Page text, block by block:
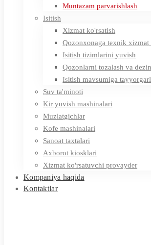
Muntazam parvarishlash
Isitish
Xizmat ko'rsatish
Qozonxonaga texnik xizmat
Isitish tizimlarini yuvish
Qozonlarni tozalash va
Isitish mavsumiga
Suv ta'minoti
Kir yuvish mashinalari
Muzlatgichlar
Kofe mashinalari
Sanoat taxtalari
Axborot kiosklari
Xizmat ko'rsatuvchi provayder
Kompaniya haqida
Kontaktlar